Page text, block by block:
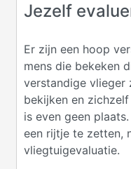
Jezelf
Er zijn een hoop
mens die bekeken
verstandige vlieger
bekijken en
is even geen
een rijtje te zetten,
vliegtuigevaluatie.